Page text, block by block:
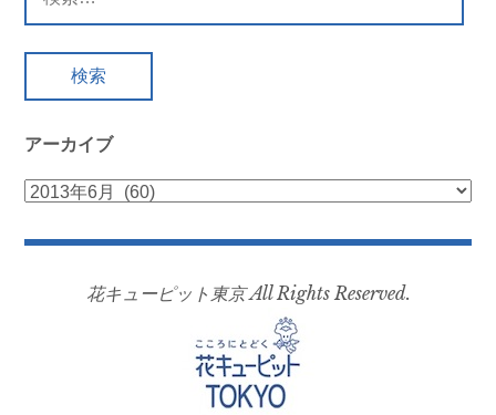
ー
ン
索:
アーカイブ
ア
カ
花キューピット東京 All Rights Reserved.